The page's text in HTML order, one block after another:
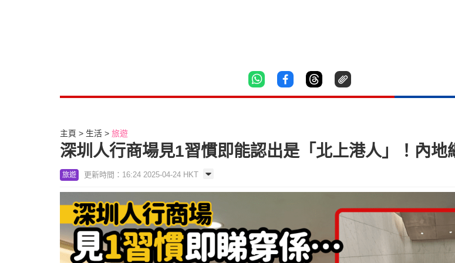
主頁 生活 旅遊
深圳人行商場見1習慣即能認出是「北上港人」！內
旅遊 更新時間：16:24 2025-04-24 HKT